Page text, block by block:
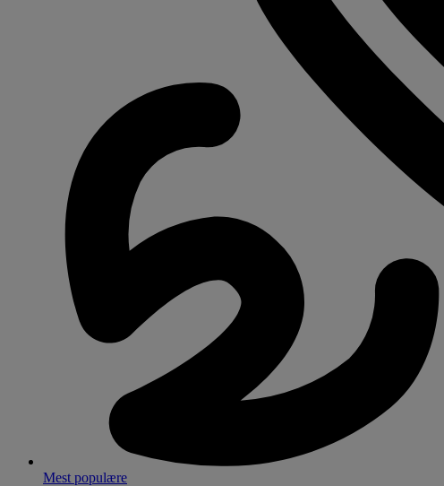
Mest populære